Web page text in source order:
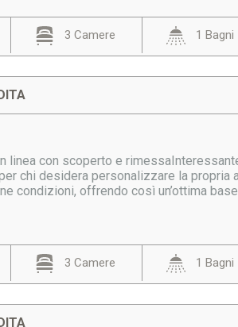
3 Camere 1 Bagni
linea con scoperto e
chi desidera personalizzare la propria
condizioni, offrendo così un’ottima base
3 Camere 1 Bagni